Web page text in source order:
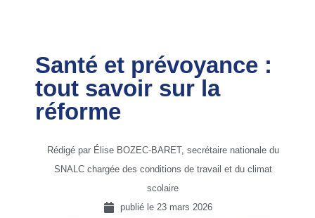
Santé et prévoyance :
tout savoir sur la
réforme
Rédigé par Élise BOZEC-BARET, secrétaire nationale du
SNALC chargée des conditions de travail et du climat
scolaire
publié le 23 mars 2026